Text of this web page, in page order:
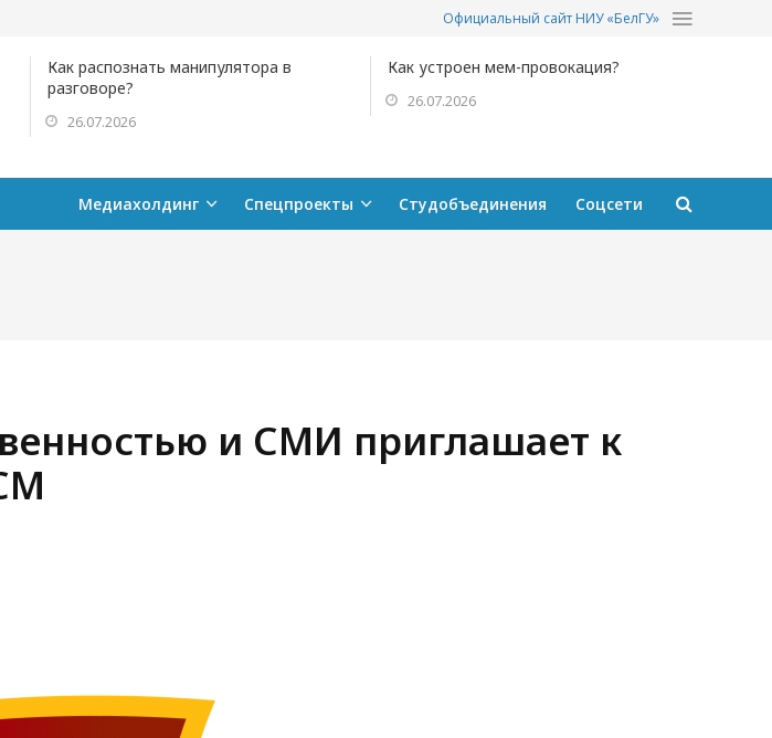
Официальный сайт НИУ «БелГУ»
Как распознать манипулятора в
разговоре?
26.07.2026
Как устроен мем-провокация?
26.07.2026
Медиахолдинг Спецпроекты Студобъединения Соцсети
и СМИ приглашает к